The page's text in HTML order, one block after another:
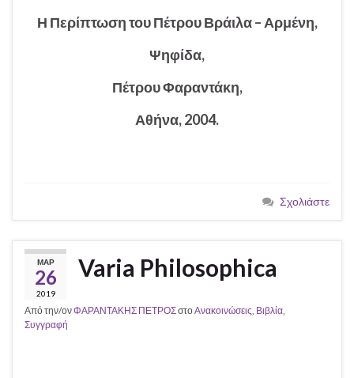
Η Περίπτωση του Πέτρου Βράιλα – Αρμένη,
Ψηφίδα,
Πέτρου Φαραντάκη,
Αθήνα, 2004.
Σχολιάστε
ΜΑΡ
26
2019
Varia Philosophica
Από την/ονΦΑΡΑΝΤΑΚΗΣ ΠΕΤΡΟΣστοΑνακοινώσεις, Βιβλία,
Συγγραφή